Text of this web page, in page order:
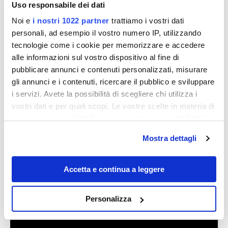
Uso responsabile dei dati
Noi e i nostri 1022 partner trattiamo i vostri dati
personali, ad esempio il vostro numero IP, utilizzando
tecnologie come i cookie per memorizzare e accedere
alle informazioni sul vostro dispositivo al fine di
pubblicare annunci e contenuti personalizzati, misurare
gli annunci e i contenuti, ricercare il pubblico e sviluppare
i servizi. Avete la possibilità di scegliere chi utilizza i
vostri dati e per quali scopi. Le vostre scelte in materia di
modificare o revocare il proprio consenso in qualsiasi
momento dalla Dichiarazione sui cookie o facendo clic
sull'icona di attivazione della privacy.
raccogliere informazioni sulla tua posizione
geografica, con un'approssimazione di qualche
Mostra dettagli
Accetta e continua a leggere
Personalizza
Nascosto tra le montagne del Trentino c’è il lago
delle palafitte: visitarlo è come fare un tuffo nella
preistoria
Un universo intorno al più grande lago d’Italia: 8
giorni (non) ti bastano per scoprire il bacino delle 3
regioni e tutto ciò che ha da offrire
Una Sardegna che non ti aspetteresti di amare: è
la piccola città dove trascorrere le tue vacanze
d’estate
Le spiagge di Villasimius
In evidenza